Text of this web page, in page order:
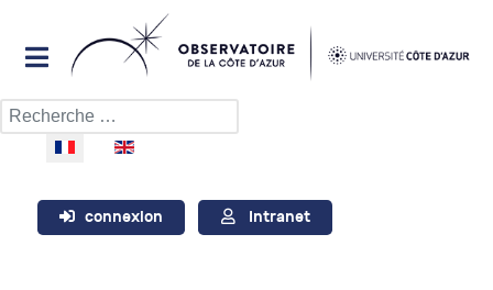
Rechercher
Sélectionnez votre langue
connexion Intranet